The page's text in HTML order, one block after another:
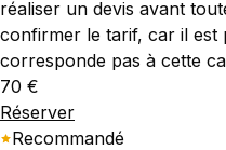
réaliser un devis avant
confirmer le tarif, car il est
corresponde pas à cette
70 €
Réserver
Recommandé